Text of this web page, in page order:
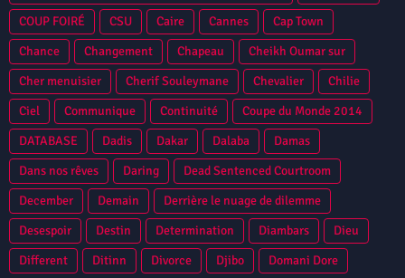
COUP FOIRÉ
CSU Caire Cannes
Cap Town
Chance
Changement Chapeau
Cheikh Oumar sur
Cher menuisier
Cherif Souleymane Chevalier
Chilie
Ciel
Communique Continuité
Coupe du Monde 2014
DATABASE
Dadis Dakar Dalaba
Damas
Dans nos rêves
Daring
Dead Sentenced Courtroom
December
Demain
Derrière le nuage de dilemme
Desespoir
Destin Determination Diambars
Dieu
Different
Ditinn Divorce Djibo
Domani Dore